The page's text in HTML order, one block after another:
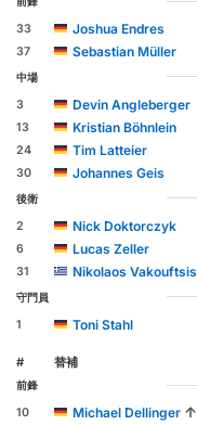
33
Joshua Endres
37 Sebastian Müller
中場
3
Devin Angleberger
13 Kristian Böhnlein
24 Tim Latteier
30 Johannes Geis
後衛
2
Nick Doktorczyk
6 Lucas Zeller
31 Nikolaos Vakouftsis
守門員
1
Toni Stahl
# 替補
前鋒
10
Michael Dellinger ↑